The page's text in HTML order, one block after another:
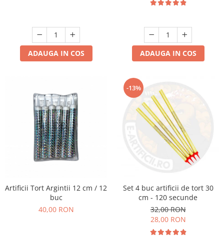
ADAUGA IN COS ADAUGA IN COS
Artificii Tort Argintii 12 cm / 12
buc
40,00 RON
-13%
Set 4 buc artificii de tort 30
cm - 120 secunde
32,00 RON
28,00 RON